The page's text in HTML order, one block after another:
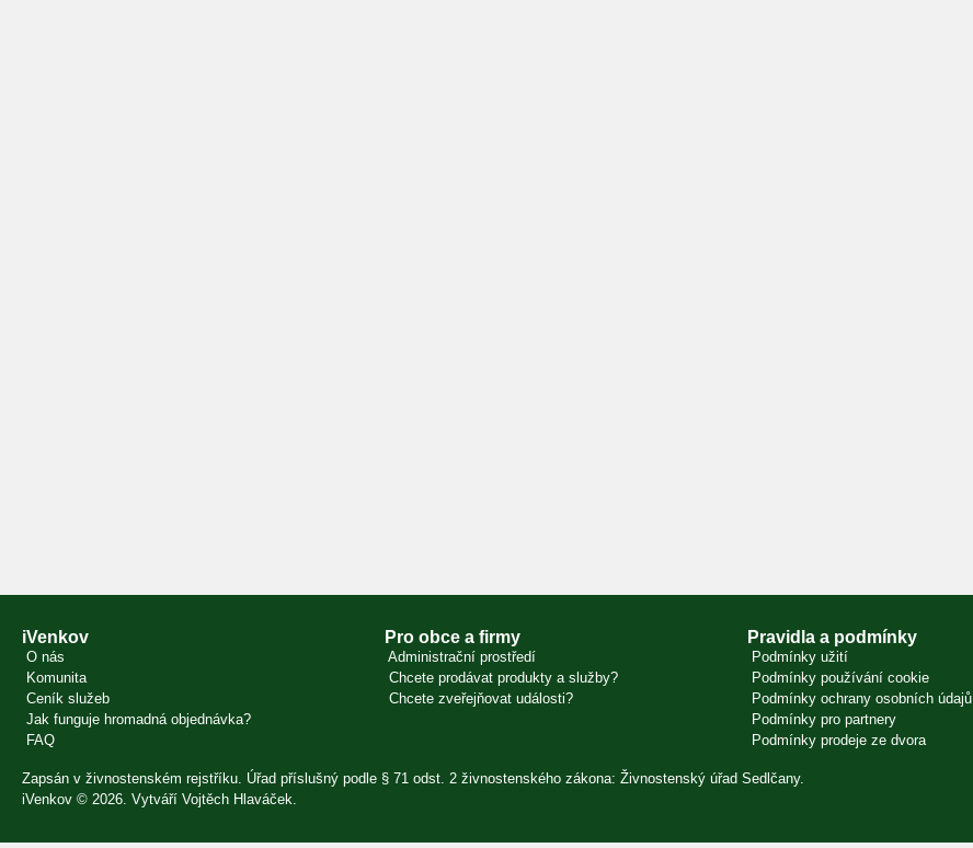
iVenkov
O nás
Komunita
Ceník služeb
Jak funguje hromadná objednávka?
FAQ
Pro obce a firmy
Administrační prostředí
Chcete prodávat produkty a služby?
Chcete zveřejňovat události?
Pravidla a podmínky
Podmínky užití
Podmínky používání cookie
Podmínky ochrany osobních údajů
Podmínky pro partnery
Podmínky prodeje ze dvora
Zapsán v živnostenském rejstříku. Úřad příslušný podle § 71 odst. 2 živnostenského zákona: Živnostenský úřad Sedlčany.
iVenkov © 2026. Vytváří Vojtěch Hlaváček.